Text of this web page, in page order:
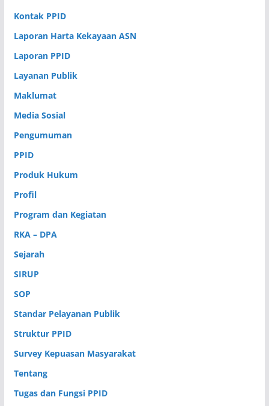
Kontak PPID
Laporan Harta Kekayaan ASN
Laporan PPID
Layanan Publik
Maklumat
Media Sosial
Pengumuman
PPID
Produk Hukum
Profil
Program dan Kegiatan
RKA – DPA
Sejarah
SIRUP
SOP
Standar Pelayanan Publik
Struktur PPID
Survey Kepuasan Masyarakat
Tentang
Tugas dan Fungsi PPID